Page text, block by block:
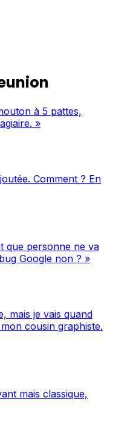
à 5 pattes,
»
Comment ? En
que personne ne va
Google non ? »
mais je vais quand
cousin graphiste.
mais classique,